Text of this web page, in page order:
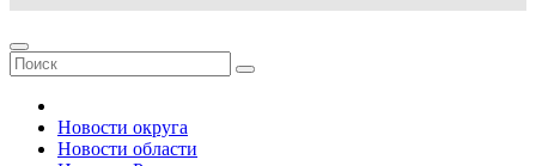
Новости округа
Новости области